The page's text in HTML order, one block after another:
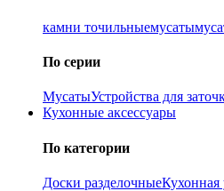
камни точильныемусаты
По серии
МусатыУстройства для
Кухонные аксессуары
По категории
Доски разделочныеКухонная